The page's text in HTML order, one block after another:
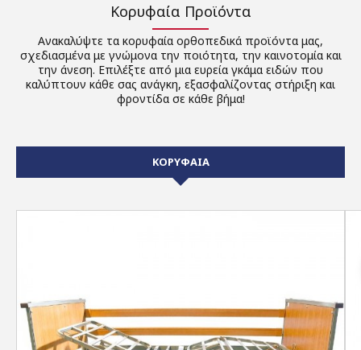
Κορυφαία Προϊόντα
Ανακαλύψτε τα κορυφαία ορθοπεδικά προϊόντα μας,
σχεδιασμένα με γνώμονα την ποιότητα, την καινοτομία και
την άνεση. Επιλέξτε από μια ευρεία γκάμα ειδών που
καλύπτουν κάθε σας ανάγκη, εξασφαλίζοντας στήριξη και
φροντίδα σε κάθε βήμα!
ΚΟΡΥΦΑΙΑ